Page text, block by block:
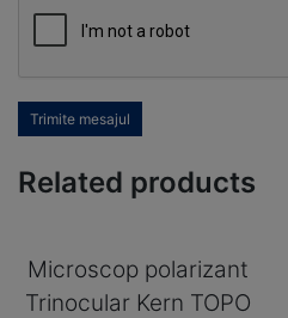
Trimite mesajul
Related products
Microscop polarizant
Trinocular Kern TOPO